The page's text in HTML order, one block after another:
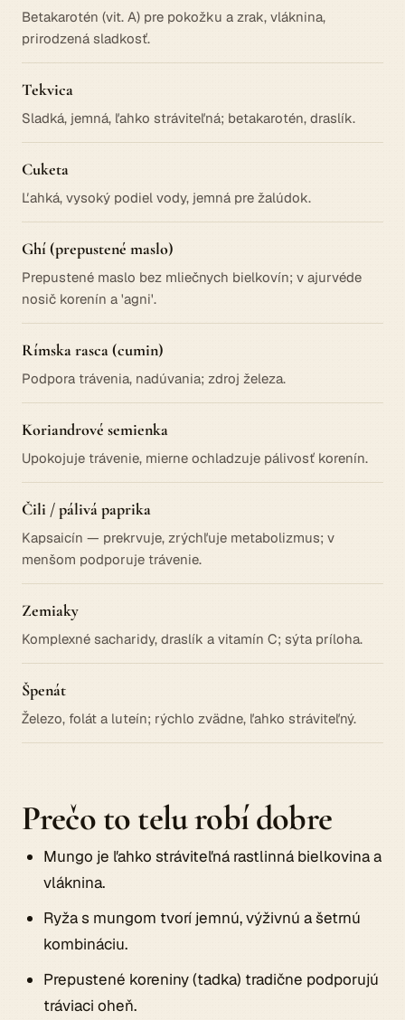
Betakarotén (vit. A) pre pokožku a zrak, vláknina,
prirodzená sladkosť.
Tekvica
Sladká, jemná, ľahko stráviteľná; betakarotén, draslík.
Cuketa
Ľahká, vysoký podiel vody, jemná pre žalúdok.
Ghí (prepustené maslo)
Prepustené maslo bez mliečnych bielkovín; v ajurvéde
nosič korenín a 'agni'.
Rímska rasca (cumin)
Podpora trávenia, nadúvania; zdroj železa.
Koriandrové semienka
Upokojuje trávenie, mierne ochladzuje pálivosť korenín.
Čili / pálivá paprika
Kapsaicín — prekrvuje, zrýchľuje metabolizmus; v
menšom podporuje trávenie.
Zemiaky
Komplexné sacharidy, draslík a vitamín C; sýta príloha.
Špenát
Železo, folát a luteín; rýchlo zvädne, ľahko stráviteľný.
Prečo to telu robí dobre
Mungo je ľahko stráviteľná rastlinná bielkovina a
vláknina.
Ryža s mungom tvorí jemnú, výživnú a šetrnú
kombináciu.
Prepustené koreniny (tadka) tradične podporujú
tráviaci oheň.